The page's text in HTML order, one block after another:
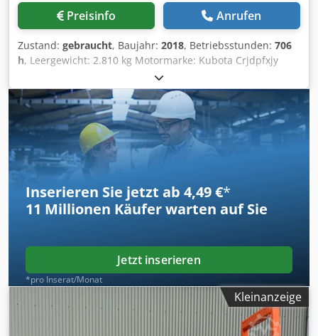
Preisinfo Anrufen
Zustand: gebraucht, Baujahr: 2018, Betriebsstunden: 706
h, Leergewicht: 2.810 kg Motormarke: Kubota Crjdpfxjy
Sfdfj Ag Ejf Wenden Sie sich an Kristoff Van Havere, um
weitere Informationen zu erhalten.
Inserieren Sie jetzt ab 4,49 €*
11 Millionen Käufer warten auf Sie
Jetzt inserieren
*pro Inserat/Monat
Kleinanzeige